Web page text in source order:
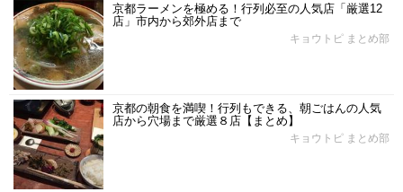
京都ラーメンを極める！行列必至の人気店「厳選12
店」市内から郊外店まで
キョウトピ まとめ部
京都の朝食を満喫！行列もできる、朝ごはんの人気
店から穴場まで厳選８店【まとめ】
キョウトピ まとめ部